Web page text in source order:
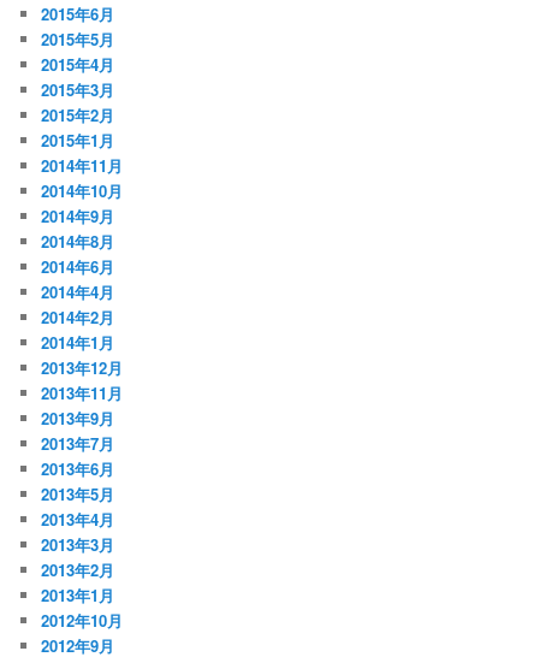
2015年6月
2015年5月
2015年4月
2015年3月
2015年2月
2015年1月
2014年11月
2014年10月
2014年9月
2014年8月
2014年6月
2014年4月
2014年2月
2014年1月
2013年12月
2013年11月
2013年9月
2013年7月
2013年6月
2013年5月
2013年4月
2013年3月
2013年2月
2013年1月
2012年10月
2012年9月